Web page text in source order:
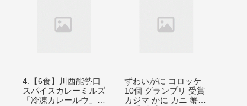
4.【6食】川西能勢口
スパイスカレーミルズ
「冷凍カレールウ」チ
ずわいがに コロッケ
10個 グランプリ 受賞
カジマ かに カニ 蟹